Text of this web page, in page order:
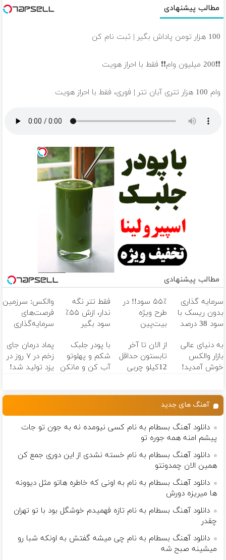
مطالب پیشنهادی
100 هزار تومن پاداش بگیر | ثبت نام کن
❗❗200 میلیون وام❗❗ فقط با احراز هویت
وام 100 هزار تتری آبان تتر | فوری، فقط با احراز هویت
مطالب پیشنهادی
سرمایه گذاری
بدون ریسک با
سود 38 درصد
۵۵٪ سود!! در
طرح ویژه
بیت‌پین
فقط تتر نگه
ندار، ازش ۵۵٪
سود بگیر
والکس: سرزمین
فرصت‌های
سرمایه‌گذاری
به دنیای عالی
بازار والکس
خوش آمدید!
از الان تا آخر
تابستون حداقل
12کیلو چربی
با پودر جلبک
شکم و پهلوتو
آب کن و مانکن
پماد درمان جای
زخم در ۷ روز در
یزد تولید شد!
آهنگ های جدید
دانلود آهنگ بسطام به نام کسی نیومده نه به جون تو جات
پیشم امنه همه جوره تو
دانلود آهنگ بسطام به نام خسته نشدی از این دوری جمع کن
همین الان چمدونتو
دانلود آهنگ بسطام به نام به اونی که خاطره هاتو مثل دیوونه
ها میریزه دورش
دانلود آهنگ بسطام به نام تازه فهمیدم خوشگل بود با تو تهران
چقدر
دانلود آهنگ بسطام به نام چی میشه گفتش به اونکه شبا رو
میشینه صبح شه